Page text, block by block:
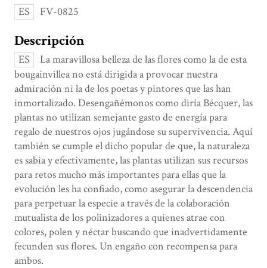
ES FV-0825
Descripción
ES
La maravillosa belleza de las flores como la de esta
bougainvillea no está dirigida a provocar nuestra
admiración ni la de los poetas y pintores que las han
inmortalizado. Desengañémonos como diría Bécquer, las
plantas no utilizan semejante gasto de energía para
regalo de nuestros ojos jugándose su supervivencia. Aquí
también se cumple el dicho popular de que, la naturaleza
es sabia y efectivamente, las plantas utilizan sus recursos
para retos mucho más importantes para ellas que la
evolución les ha confiado, como asegurar la descendencia
para perpetuar la especie a través de la colaboración
mutualista de los polinizadores a quienes atrae con
colores, polen y néctar buscando que inadvertidamente
fecunden sus flores. Un engaño con recompensa para
ambos.